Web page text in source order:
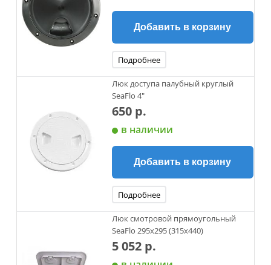
Добавить в корзину
Подробнее
Люк доступа палубный круглый
SeaFlo 4"
650 р.
в наличии
Добавить в корзину
Подробнее
Люк смотровой прямоугольный
SeaFlo 295x295 (315х440)
5 052 р.